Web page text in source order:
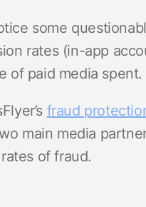
some
rates (in-app
of paid media spent.
fraud
main media
of fraud.